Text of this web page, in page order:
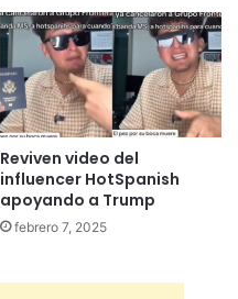
Reviven video del
influencer HotSpanish
apoyando a Trump
febrero 7, 2025